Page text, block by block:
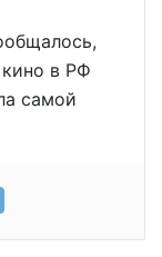
кино в РФ
самой